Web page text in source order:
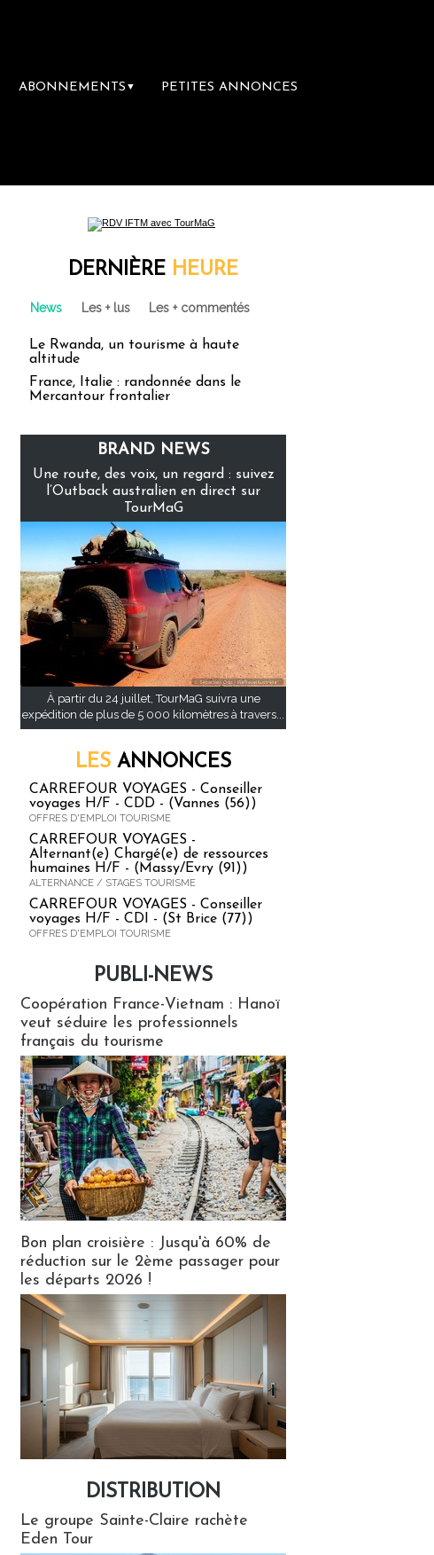
ABONNEMENTS ▼ PETITES ANNONCES
DERNIÈRE HEURE
News Les + lus Les + commentés
Le Rwanda, un tourisme à haute
altitude
France, Italie : randonnée dans le
Mercantour frontalier
BRAND NEWS
Une route, des voix, un regard : suivez
l’Outback australien en direct sur
TourMaG
À partir du 24 juillet, TourMaG suivra une
expédition de plus de 5 000 kilomètres à travers...
LES ANNONCES
CARREFOUR VOYAGES - Conseiller
voyages H/F - CDD - (Vannes (56))
OFFRES D'EMPLOI TOURISME
CARREFOUR VOYAGES -
Alternant(e) Chargé(e) de ressources
humaines H/F - (Massy/Evry (91))
ALTERNANCE / STAGES TOURISME
CARREFOUR VOYAGES - Conseiller
voyages H/F - CDI - (St Brice (77))
OFFRES D'EMPLOI TOURISME
PUBLI-NEWS
Coopération France-Vietnam : Hanoï
veut séduire les professionnels
français du tourisme
Bon plan croisière : Jusqu'à 60% de
réduction sur le 2ème passager pour
les départs 2026 !
DISTRIBUTION
Le groupe Sainte-Claire rachète
Eden Tour